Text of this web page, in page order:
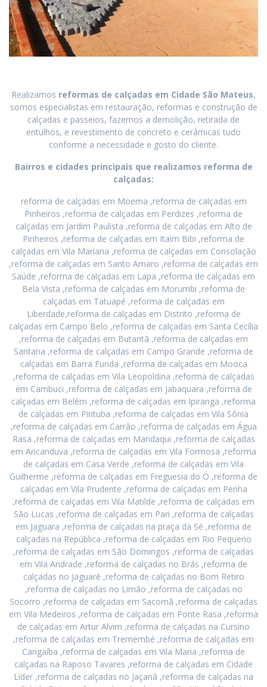
Realizamos reformas de calçadas em Cidade São Mateus,
somos especialistas em restauração, reformas e construção de
calçadas e passeios, fazemos a demolição, retirada de
entulhos, e revestimento de concreto e cerâmicas tudo
conforme a necessidade e gosto do cliente.
Bairros e cidades principais que realizamos reforma de
calçadas:
reforma de calçadas em Moema ,reforma de calçadas em
Pinheiros ,reforma de calçadas em Perdizes ,reforma de
calçadas em Jardim Paulista ,reforma de calçadas em Alto de
Pinheiros ,reforma de calçadas em Itaim Bibi ,reforma de
calçadas em Vila Mariana ,reforma de calçadas em Consolação
,reforma de calçadas em Santo Amaro ,reforma de calçadas em
Saúde ,reforma de calçadas em Lapa ,reforma de calçadas em
Bela Vista ,reforma de calçadas em Morumbi ,reforma de
calçadas em Tatuapé ,reforma de calçadas em
Liberdade,reforma de calçadas em Distrito ,reforma de
calçadas em Campo Belo ,reforma de calçadas em Santa Cecília
,reforma de calçadas em Butantã ,reforma de calçadas em
Santana ,reforma de calçadas em Campo Grande ,reforma de
calçadas em Barra Funda ,reforma de calçadas em Mooca
,reforma de calçadas em Vila Leopoldina ,reforma de calçadas
em Cambuci ,reforma de calçadas em Jabaquara ,reforma de
calçadas em Belém ,reforma de calçadas em Ipiranga ,reforma
de calçadas em Pirituba ,reforma de calçadas em Vila Sônia
,reforma de calçadas em Carrão ,reforma de calçadas em Água
Rasa ,reforma de calçadas em Mandaqui ,reforma de calçadas
em Aricanduva ,reforma de calçadas em Vila Formosa ,reforma
de calçadas em Casa Verde ,reforma de calçadas em Vila
Guilherme ,reforma de calçadas em Freguesia do Ó ,reforma de
calçadas em Vila Prudente ,reforma de calçadas em Penha
,reforma de calçadas em Vila Matilde ,reforma de calçadas em
São Lucas ,reforma de calçadas em Pari ,reforma de calçadas
em Jaguara ,reforma de calçadas na praça da Sé ,reforma de
calçadas na República ,reforma de calçadas em Rio Pequeno
,reforma de calçadas em São Domingos ,reforma de calçadas
em Vila Andrade ,reforma de calçadas no Brás ,reforma de
calçadas no Jaguaré ,reforma de calçadas no Bom Retiro
,reforma de calçadas no Limão ,reforma de calçadas no
Socorro ,reforma de calçadas em Sacomã ,reforma de calçadas
em Vila Medeiros ,reforma de calçadas em Ponte Rasa ,reforma
de calçadas em Artur Alvim ,reforma de calçadas na Cursino
,reforma de calçadas em Tremembé ,reforma de calçadas em
Cangaíba ,reforma de calçadas em Vila Maria ,reforma de
calçadas na Raposo Tavares ,reforma de calçadas em Cidade
Líder ,reforma de calçadas no Jaçanã ,reforma de calçadas na